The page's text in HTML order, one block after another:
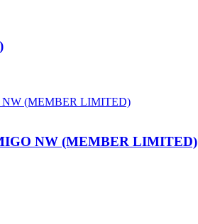
NW (MEMBER LIMITED)